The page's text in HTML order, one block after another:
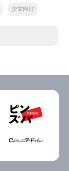
少女向け